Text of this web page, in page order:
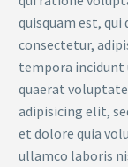
quisquam est,
consectetur,
tempora incidunt
quaerat
adipisicing elit,
et dolore quia
ullamco laboris